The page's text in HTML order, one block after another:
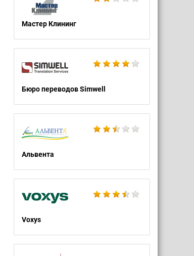
Мастер Клининг
Бюро переводов Simwell
Альвента
Voxys